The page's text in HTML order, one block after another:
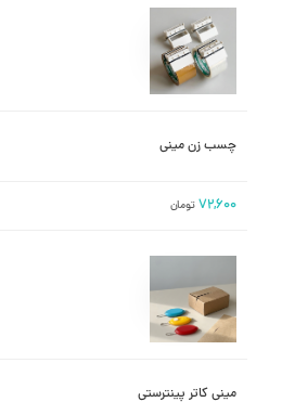
چسب زن مینی
۷۲,۶۰۰تومان
مینی کاتر پینترستی